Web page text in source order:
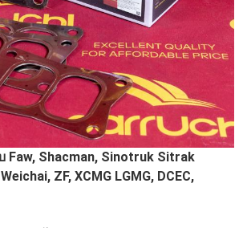
Faw, Shacman, Sinotruk Sitrak
ZF, XCMG LGMG, DCEC,